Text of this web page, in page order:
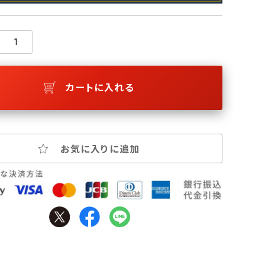
カートに入れる
お気に入りに追加